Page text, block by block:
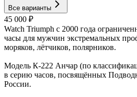
Все варианты
45 000 ₽
Watch Triumph с 2000 года
часы для мужчин экстремальных
моряков, лётчиков, полярников.
Модель К-222 Анчар (по
в серию часов, посвящённых
России.